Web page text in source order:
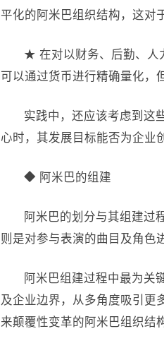
平化的阿米巴组织结构，这对
★ 在对以财务、后勤、人
可以通过货币进行精确量化，
实践中，还应该考虑到这
心时，其发展目标能否为企业
◆ 阿米巴的组建
阿米巴的划分与其组建过
则是对参与表演的曲目及角色
阿米巴组建过程中最为关
及企业边界，从多角度吸引更
来颠覆性变革的阿米巴组织结